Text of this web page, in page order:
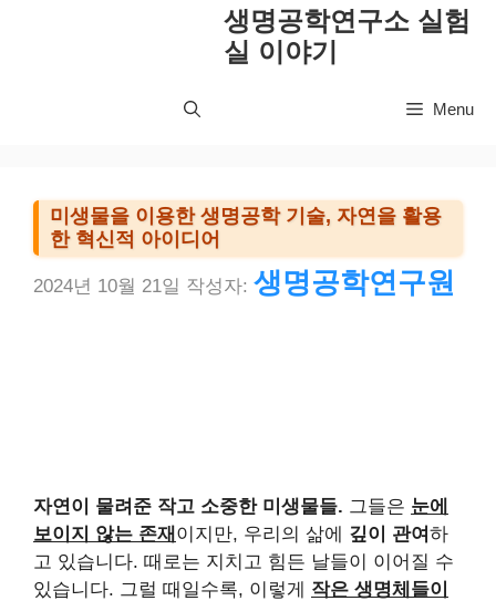
생명공학연구소 실험
실 이야기
Menu
미생물을 이용한 생명공학 기술, 자연을 활용
한 혁신적 아이디어
2024년 10월 21일 작성자: 생명공학연구원
자연이 물려준 작고 소중한 미생물들. 그들은 눈에
보이지 않는 존재 이지만, 우리의 삶에 깊이 관여 하
고 있습니다. 때로는 지치고 힘든 날들이 이어질 수
있습니다. 그럴 때일수록, 이렇게 작은 생명체들이